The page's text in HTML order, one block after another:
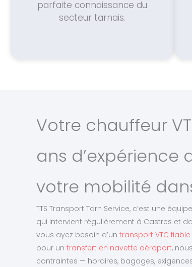
parfaite connaissance du
secteur tarnais.
Votre chauffeur
ans d’expérience
votre mobilité
TTS Transport Tarn Service, c’est une
qui intervient régulièrement à Castres et
vous ayez besoin d’un transport VTC
pour un transfert en navette aéroport,
contraintes — horaires, bagages,